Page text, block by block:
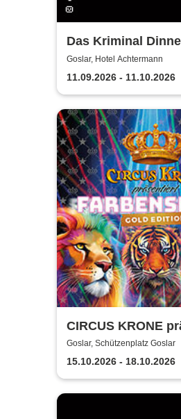
Das Kriminal
Testament à la Carte
Goslar, Hotel Achtermann
11.09.2026 - 11.10.2026
CIRCUS KRONE
FARBENSPIEL -
| Goslar
Goslar, Schützenplatz Goslar
15.10.2026 - 18.10.2026